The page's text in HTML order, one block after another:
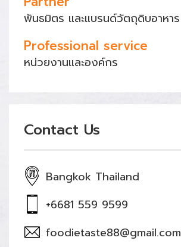
พันธมิตร และแบรนด์วัตถุดิบอาหาร
Professional service
หน่วยงานและองค์กร
Contact Us
Bangkok Thailand
+6681 559 9599
foodietaste88@gmail.com